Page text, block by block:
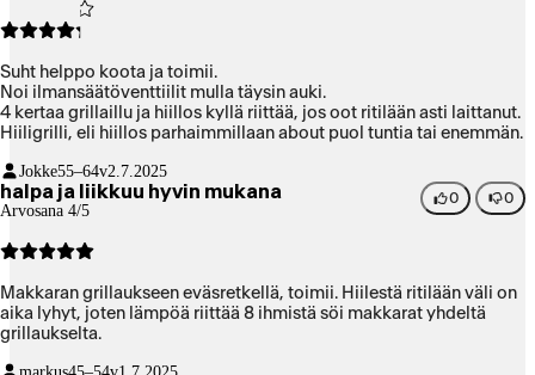
Suht helppo koota ja toimii.
Noi ilmansäätöventtiilit mulla täysin auki.
4 kertaa grillaillu ja hiillos kyllä riittää, jos oot ritilään asti laittanut.
Hiiligrilli, eli hiillos parhaimmillaan about puol tuntia tai enemmän.
Jokke55–64v2.7.2025
halpa ja liikkuu hyvin mukana
Arvosana 4/5
0 0
Makkaran grillaukseen eväsretkellä, toimii. Hiilestä ritilään väli on
aika lyhyt, joten lämpöä riittää 8 ihmistä söi makkarat yhdeltä
grillaukselta.